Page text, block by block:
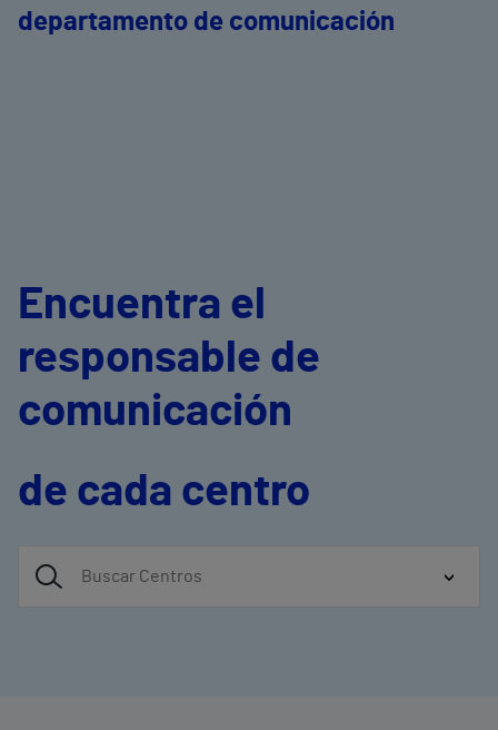
departamento de comunicación
Encuentra el
responsable de
comunicación
de cada centro